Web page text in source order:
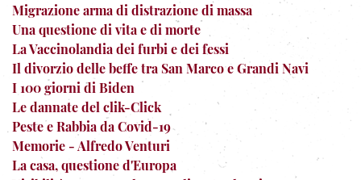
Migrazione arma di distrazione di massa
Una questione di vita e di morte
La Vaccinolandia dei furbi e dei fessi
Il divorzio delle beffe tra San Marco e Grandi Navi
I 100 giorni di Biden
Le dannate del clik-Click
Peste e Rabbia da Covid-19
Memorie - Alfredo Venturi
La casa, questione d'Europa